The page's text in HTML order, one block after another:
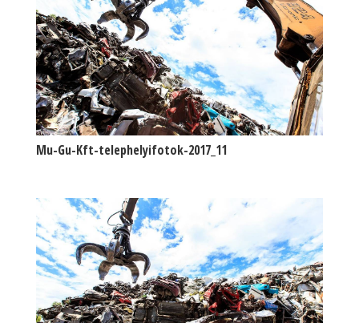
Mu-Gu-Kft-telephelyifotok-2017_11